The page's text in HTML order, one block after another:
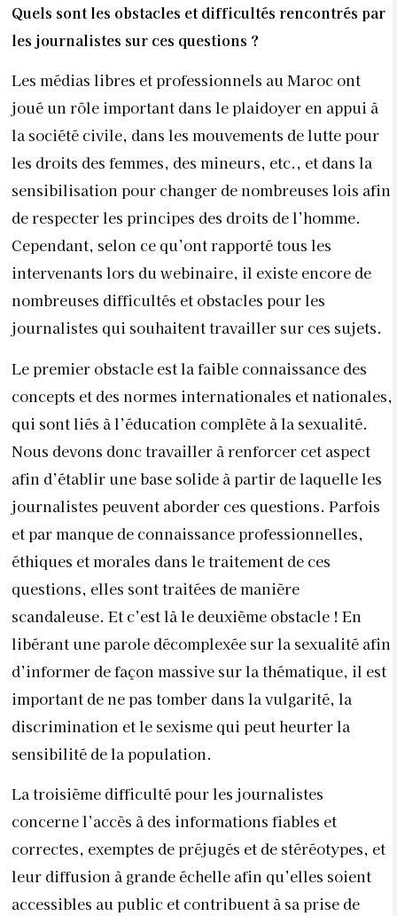
Quels sont les obstacles et difficultés rencontrés par
les journalistes sur ces questions ?
Les médias libres et professionnels au Maroc ont
joué un rôle important dans le plaidoyer en appui à
la société civile, dans les mouvements de lutte pour
les droits des femmes, des mineurs, etc., et dans la
sensibilisation pour changer de nombreuses lois afin
de respecter les principes des droits de l’homme.
Cependant, selon ce qu’ont rapporté tous les
intervenants lors du webinaire, il existe encore de
nombreuses difficultés et obstacles pour les
journalistes qui souhaitent travailler sur ces sujets.
Le premier obstacle est la faible connaissance des
concepts et des normes internationales et nationales,
qui sont liés à l’éducation complète à la sexualité.
Nous devons donc travailler à renforcer cet aspect
afin d’établir une base solide à partir de laquelle les
journalistes peuvent aborder ces questions. Parfois
et par manque de connaissance professionnelles,
éthiques et morales dans le traitement de ces
questions, elles sont traitées de manière
scandaleuse. Et c’est là le deuxième obstacle ! En
libérant une parole décomplexée sur la sexualité afin
d’informer de façon massive sur la thématique, il est
important de ne pas tomber dans la vulgarité, la
discrimination et le sexisme qui peut heurter la
sensibilité de la population.
La troisième difficulté pour les journalistes
concerne l’accès à des informations fiables et
correctes, exemptes de préjugés et de stéréotypes, et
leur diffusion à grande échelle afin qu’elles soient
accessibles au public et contribuent à sa prise de